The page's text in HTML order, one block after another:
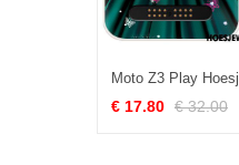
€ 17.80 € 32.00